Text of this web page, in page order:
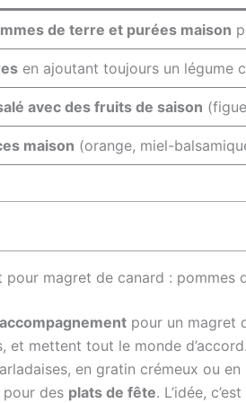
de terre et purées maison
en ajoutant toujours un légume
avec des fruits de saison
maison (orange, miel-
pour magret de canard : pommes
accompagnement pour un magret
et mettent tout le monde
en gratin crémeux ou
pour des plats de fête. L’idée,